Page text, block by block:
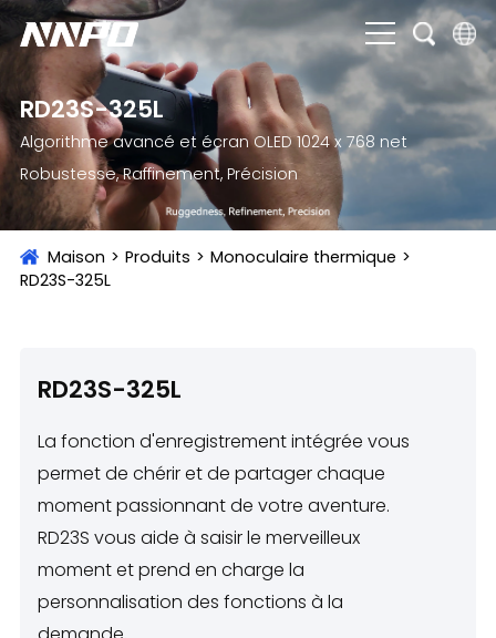
English
čeština
Deutsch
Français
Italiano
slovenský
Español
RD23S-325L
Algorithme avancé et écran OLED 1024 x 768 net
Robustesse, Raffinement, Précision
Maison > Produits > Monoculaire thermique >
RD23S-325L
RD23S-325L
La fonction d'enregistrement intégrée vous
permet de chérir et de partager chaque
moment passionnant de votre aventure.
RD23S vous aide à saisir le merveilleux
moment et prend en charge la
personnalisation des fonctions à la